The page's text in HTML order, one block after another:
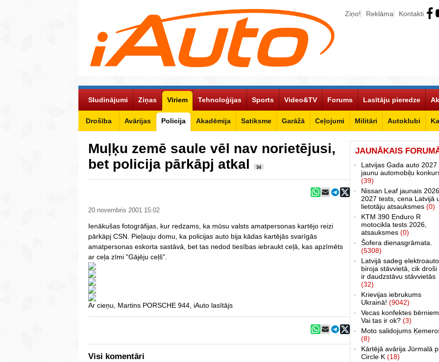
Ziņo! Reklāma Kontakti
Sludinājumi Ziņas Vīriem
Drošība Avārijas Policija Akadēmija Satiksme Garāžā Ceļojumi Militāri Autoklubi
Tehnoloģijas Sports Video&TV Forums Lasītāju pieredze
Muļķu zemē saule vēl nav norietējusi,
bet policija pārkāpj atkal
34
20.novembris 2001 15:02
Ienākušas fotogrāfijas, kur redzams, ka mūsu valsts amatpersonas kartējo reizi
pārkāpj CSN. Pieļauju domu, ka policijas auto bija kādas kartējās svarīgās
amatpersonas eskorta sastāvā, bet tas nedod tiesības iebraukt ceļā, kas apzīmēts
ar ceļa zīmi "Gājēju ceļš".
Ar cieņu, Martins PORSCHE 944, iAuto lasītājs
Visi komentāri
JAUNĀKAIS
Latvijas Gada auto 2027
jaunu automobiļu
(39)
Nissan Leaf jaunais
2027 tests, cena Latvijā
lietotāju atsauksmes (0)
KTM 390 Enduro R
motocikla tests 2026,
atsauksmes (0)
Šofera dienasgrāmata.
(5308)
Latvijā sadeg elektroauto
biroja stāvvietā, cik droši
ir daudzstāvu stāvvietās
(32)
Krievijas iebrukums
Ukrainā! (9042)
Vecas konfektes
Vai tas ir ok? (3)
Moto salidojums
(8)
Kārtējā avārija Jūrmalā
Circle K (18)